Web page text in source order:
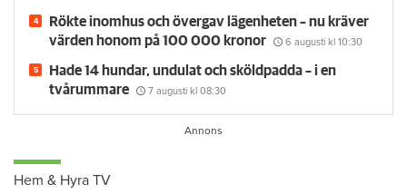
Rökte inomhus och övergav lägenheten – nu kräver
värden honom på 100 000 kronor
6 augusti kl 10:30
Hade 14 hundar, undulat och sköldpadda – i en
tvårummare
7 augusti kl 08:30
Hem & Hyra TV